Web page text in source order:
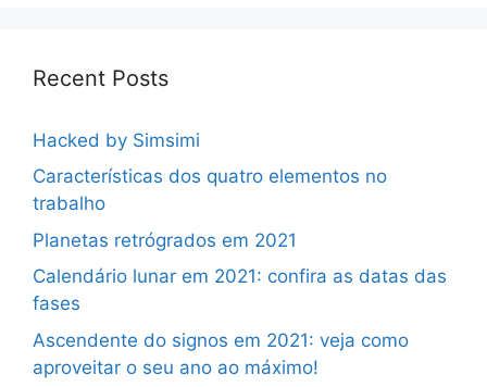
Recent Posts
Hacked by Simsimi
Características dos quatro elementos no
trabalho
Planetas retrógrados em 2021
Calendário lunar em 2021: confira as datas das
fases
Ascendente do signos em 2021: veja como
aproveitar o seu ano ao máximo!